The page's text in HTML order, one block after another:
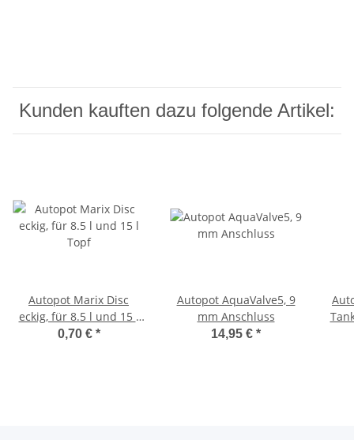
Kunden kauften dazu folgende Artikel:
Autopot Marix Disc
eckig, für 8.5 l und 15 l
Topf
0,70 € *
Autopot AquaValve5, 9
mm Anschluss
14,95 € *